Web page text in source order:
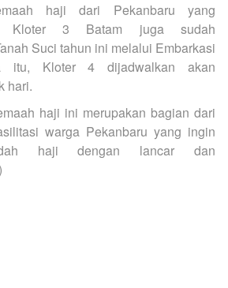
haji dari Pekanbaru yang
Kloter 3 Batam juga sudah
Suci tahun ini melalui Embarkasi
itu, Kloter 4 dijadwalkan akan
hari.
haji ini merupakan bagian dari
warga Pekanbaru yang ingin
haji dengan lancar dan